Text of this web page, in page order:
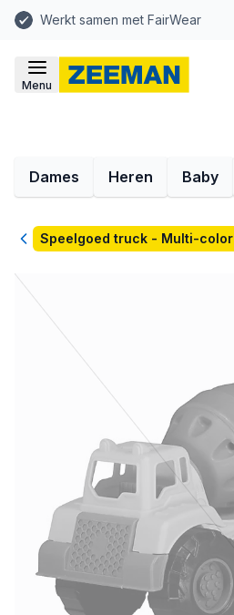
Werkt samen met FairWear
Menu
Dames Heren Baby
TerugSpeelgoed truck - Multi-color